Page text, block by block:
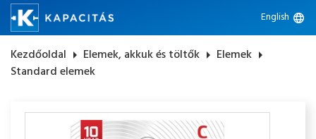
English language
Kezdőoldal arrow_right Elemek, akkuk és töltők arrow_right Elemek arrow_right
Standard elemek